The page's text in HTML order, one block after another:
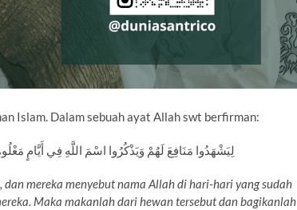
Islam. Dalam sebuah ayat Allah swt berfirman:
لِيَشْهَدُوا مَنَافِعَ لَهُمْ وَيَذْكُرُوا اسْمَ اللَّهِ فِي أَيَّامٍ
mereka menyebut nama Allah di hari-hari yang sudah
Maka makanlah dari hewan tersebut dan bagikanlah